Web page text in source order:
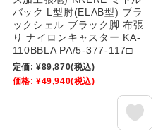
バック L型肘(ELAB型) ブラ
ックシェル ブラック脚 布張
り ナイロンキャスター KA-
110BBLA PA/5-377-117□
定価: ¥89,870(税込)
価格: ¥49,940(税込)